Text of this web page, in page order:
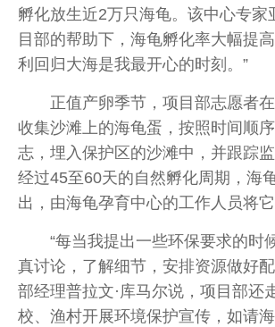
孵化放生近2万只海龟。该中心专家
目部的帮助下，海龟孵化率大幅提
利回归大海是我最开心的时刻。”
正值产卵季节，项目部志愿者在
收集沙滩上的海龟蛋，按照时间顺
志，埋入保护区的沙滩中，并跟踪监
经过45至60天的自然孵化周期，海
出，由海龟孕育中心的工作人员将它
“每当我提出一些环保要求的时
真讨论，了解细节，安排资源做好
部经理普拉文·库马尔说，项目部还
校、渔村开展环境保护宣传，如请